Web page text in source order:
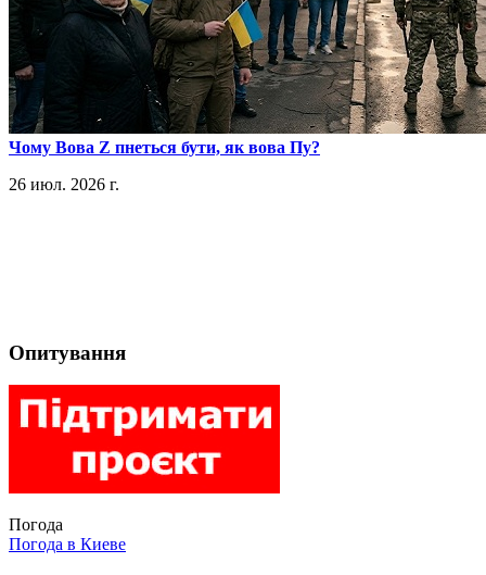
​Чому Вова Z пнеться бути, як вова Пу?
26 июл. 2026 г.
Опитування
Погода
Погода в Киеве